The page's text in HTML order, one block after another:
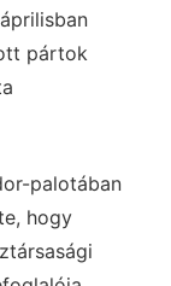
pártok
palotában
hogy